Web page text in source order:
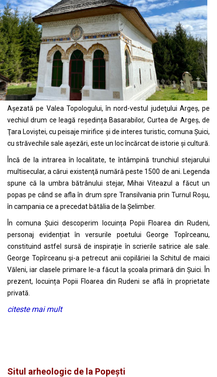
Așezată pe Valea Topologului, în nord-vestul judeţului Argeş, pe
vechiul drum ce leagă reședința Basarabilor, Curtea de Argeş, de
Ţara Loviştei, cu peisaje mirifice și de interes turistic, comuna Șuici,
cu străvechile sale așezări, este un loc încărcat de istorie și cultură.
Încă de la intrarea în localitate, te întâmpină trunchiul stejarului
multisecular, a cărui existenţă numără peste 1500 de ani. Legenda
spune că la umbra bătrânului stejar, Mihai Viteazul a făcut un
popas pe când se afla în drum spre Transilvania prin Turnul Roşu,
în campania ce a precedat bătălia de la Şelimber.
În comuna Șuici descoperim locuința Popii Floarea din Rudeni,
personaj evidențiat în versurile poetului George Topîrceanu,
constituind astfel sursă de inspirație în scrierile satirice ale sale.
George Topîrceanu și-a petrecut anii copilăriei la Schitul de maici
Văleni, iar clasele primare le-a făcut la școala primară din Șuici. În
prezent, locuința Popii Floarea din Rudeni se află în proprietate
privată.
citeste mai mult
Situl arheologic de la Popești